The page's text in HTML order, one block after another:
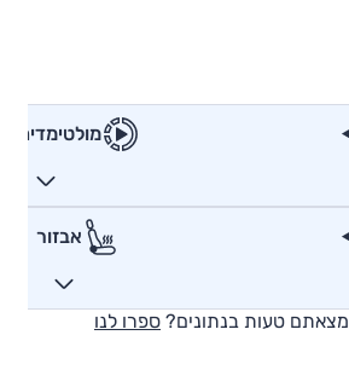
מולטימדיה
אבזור
מצאתם טעות בנתונים? ספרו לנו